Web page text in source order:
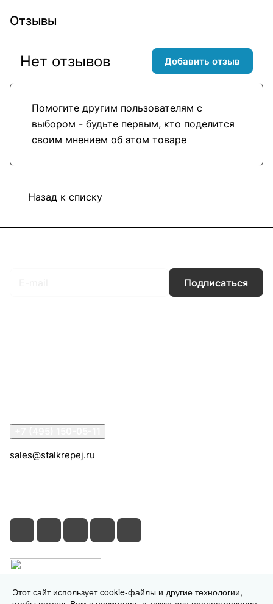
Отзывы
Помогите другим пользователям с
выбором - будьте первым, кто поделится
своим мнением об этом товаре
Нет отзывов Добавить отзыв
Назад к списку
Подписаться
sales@stalkrepej.ru
Этот сайт использует cookie-файлы и другие технологии,